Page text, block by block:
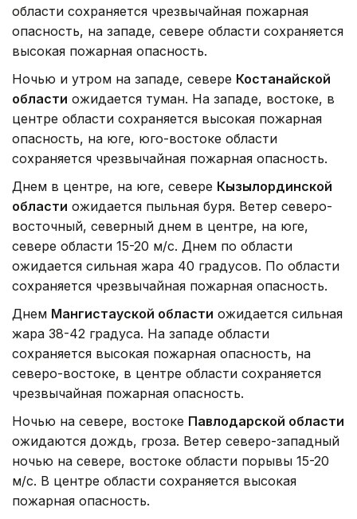
области сохраняется чрезвычайная пожарная
опасность, на западе, севере области сохраняется
высокая пожарная опасность.
Ночью и утром на западе, севере Костанайской
области ожидается туман. На западе, востоке, в
центре области сохраняется высокая пожарная
опасность, на юге, юго-востоке области
сохраняется чрезвычайная пожарная опасность.
Днем в центре, на юге, севере Кызылординской
области ожидается пыльная буря. Ветер северо-
восточный, северный днем в центре, на юге,
севере области 15-20 м/с. Днем по области
ожидается сильная жара 40 градусов. По области
сохраняется чрезвычайная пожарная опасность.
Днем Мангистауской области ожидается сильная
жара 38-42 градуса. На западе области
сохраняется высокая пожарная опасность, на
северо-востоке, в центре области сохраняется
чрезвычайная пожарная опасность.
Ночью на севере, востоке Павлодарской области
ожидаются дождь, гроза. Ветер северо-западный
ночью на севере, востоке области порывы 15-20
м/с. В центре области сохраняется высокая
пожарная опасность.